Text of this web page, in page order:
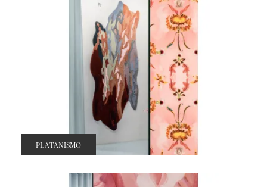
PLATANISMO